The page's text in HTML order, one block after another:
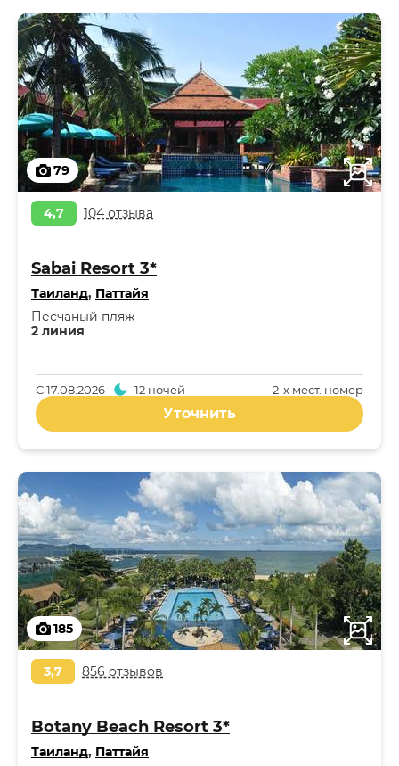
79
4,7 104 отзыва
Sabai Resort 3*
Таиланд, Паттайя
2 линия
Песчаный пляж
2-x мест. номер
С17.08.2026 12 ночей
Уточнить
185
3,7 856 отзывов
Botany Beach Resort 3*
Таиланд, Паттайя